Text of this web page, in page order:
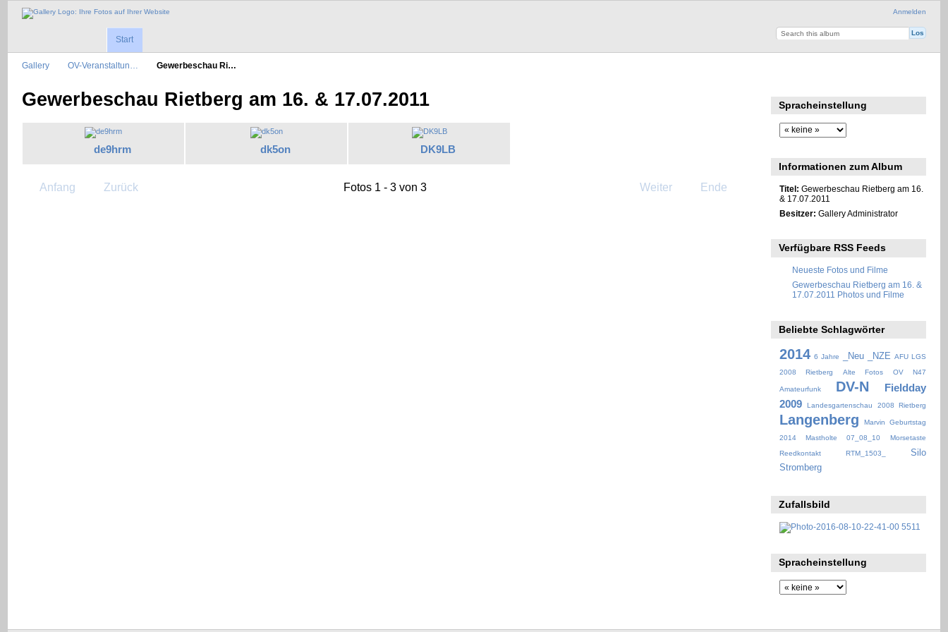
Anmelden
Start
Gallery OV-Veranstaltun… Gewerbeschau Ri…
Gewerbeschau Rietberg am 16. & 17.07.2011
de9hrm dk5on DK9LB
Anfang Zurück Fotos 1 - 3 von 3 Weiter Ende
Spracheinstellung
Informationen zum Album
Titel: Gewerbeschau Rietberg am 16.
& 17.07.2011
Besitzer: Gallery Administrator
Verfügbare RSS Feeds
Neueste Fotos und Filme
Gewerbeschau Rietberg am 16. &
17.07.2011 Photos und Filme
Beliebte Schlagwörter
2014 6 Jahre _Neu _NZE AFU LGS
2008 Rietberg
Alte Fotos OV N47
Amateurfunk DV-N
Fieldday
2009
Landesgartenschau 2008 Rietberg
Langenberg
Marvin Geburtstag
2014
Mastholte 07_08_10
Morsetaste
Reedkontakt
RTM_1503_
Silo
Stromberg
Zufallsbild
Spracheinstellung